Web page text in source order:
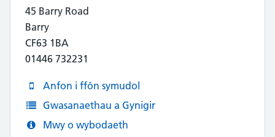
45 Barry Road
Barry
CF63 1BA
01446 732231
Anfon i ffôn symudol
Gwasanaethau a Gynigir
Mwy o wybodaeth